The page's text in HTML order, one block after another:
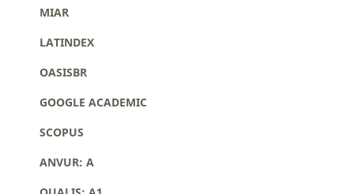
MIAR
LATINDEX
OASISBR
GOOGLE ACADEMIC
SCOPUS
ANVUR: A